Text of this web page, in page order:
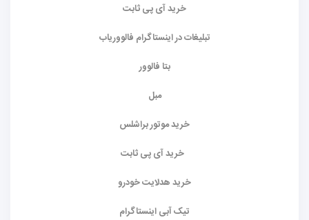
خرید آی پی ثابت
تبلیغات در اینستاگرام فالووریاب
بتا فالوور
مبل
خرید موتور براشلس
خرید آی پی ثابت
خرید هدلایت خودرو
تیک آبی اینستاگرام